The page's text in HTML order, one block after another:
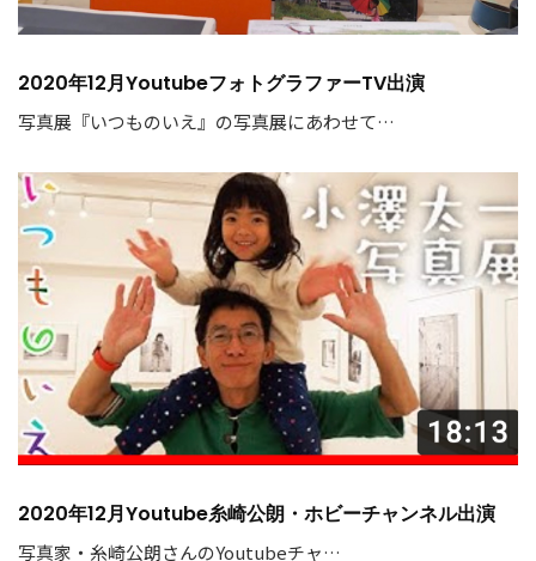
2020年12月YoutubeフォトグラファーTV出演
写真展『いつものいえ』の写真展にあわせて…
2020年12月Youtube糸崎公朗・ホビーチャンネル出演
写真家・糸崎公朗さんのYoutubeチャ…